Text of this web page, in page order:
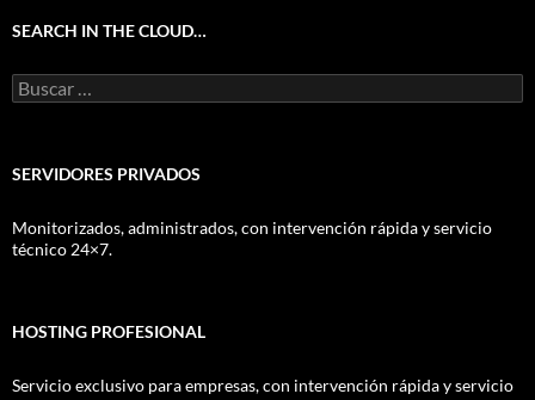
SEARCH IN THE CLOUD…
Buscar:
SERVIDORES PRIVADOS
Monitorizados, administrados, con intervención rápida y servicio
técnico 24×7.
HOSTING PROFESIONAL
Servicio exclusivo para empresas, con intervención rápida y servicio